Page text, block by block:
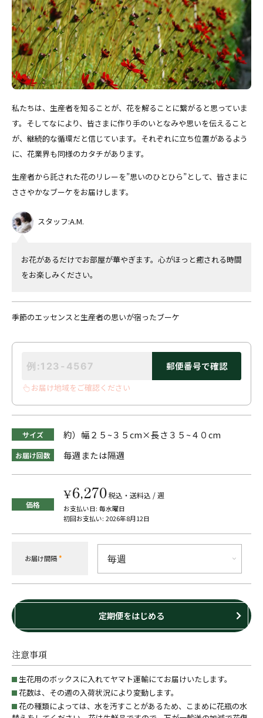
私たちは、生産者を知ることが、花を解ることに繋がると思っていま
す。そしてなにより、皆さまに作り手のいとなみや思いを伝えること
が、継続的な循環だと信じています。それぞれに立ち位置があるよう
に、花業界も同様のカタチがあります。
生産者から託された花のリレーを”思いのひとひら”として、皆さまに
ささやかなブーケをお届けします。
スタッフ:A.M.
お花があるだけでお部屋が華やぎます。心がほっと癒される時間
をお楽しみください。
季節のエッセンスと生産者の思いが宿ったブーケ
郵便番号で確認
お届け地域をご確認ください
サイズ 約）幅２５~３５cm×長さ３５~４０cm
お届け回数 毎週または隔週
価格
¥6,270税込・送料込 / 週
お支払い日 毎水曜日
初回お支払い 2026年8月12日
お届け間隔 *
定期便をはじめる
注意事項
生花用のボックスに入れてヤマト運輸にてお届けいたします。
花数は、その週の入荷状況により変動します。
花の種類によっては、水を汚すことがあるため、こまめに花瓶の水